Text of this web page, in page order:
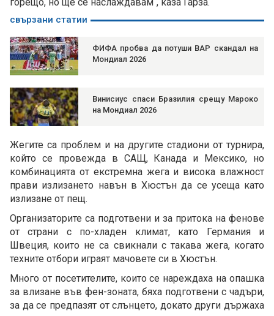
свързани статии
ФИФА пробва да потуши ВАР скандал на
Мондиал 2026
Винисиус спаси Бразилия срещу Мароко
на Мондиал 2026
Жегите са проблем и на другите стадиони от турнира,
който се провежда в САЩ, Канада и Мексико, но
комбинацията от екстремна жега и висока влажност
прави излизането навън в Хюстън да се усеща като
излизане от пещ.
Организаторите са подготвени и за притока на фенове
от страни с по-хладен климат, като Германия и
Швеция, които не са свикнали с такава жега, когато
техните отбори играят мачовете си в Хюстън.
Много от посетителите, които се нареждаха на опашка
за влизане във фен-зоната, бяха подготвени с чадъри,
за да се предпазят от слънцето, докато други държаха